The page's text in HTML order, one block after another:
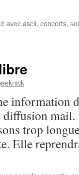
avecascii, concerts,
information
diffusion
trop
Elle